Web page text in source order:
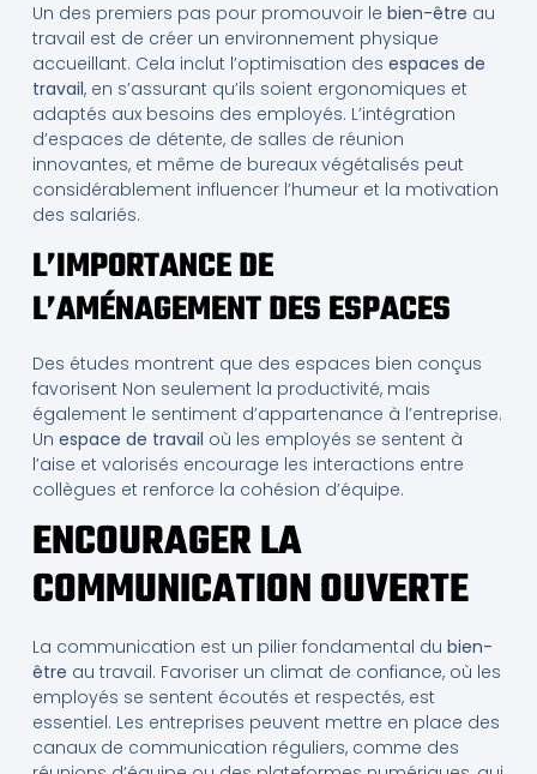
Un des premiers pas pour promouvoir le bien-être au
travail est de créer un environnement physique
accueillant. Cela inclut l’optimisation des espaces de
travail, en s’assurant qu’ils soient ergonomiques et
adaptés aux besoins des employés. L’intégration
d’espaces de détente, de salles de réunion
innovantes, et même de bureaux végétalisés peut
considérablement influencer l’humeur et la motivation
des salariés.
L’IMPORTANCE DE
L’AMÉNAGEMENT DES ESPACES
Des études montrent que des espaces bien conçus
favorisent Non seulement la productivité, mais
également le sentiment d’appartenance à l’entreprise.
Un espace de travail où les employés se sentent à
l’aise et valorisés encourage les interactions entre
collègues et renforce la cohésion d’équipe.
ENCOURAGER LA
COMMUNICATION OUVERTE
La communication est un pilier fondamental du bien-
être au travail. Favoriser un climat de confiance, où les
employés se sentent écoutés et respectés, est
essentiel. Les entreprises peuvent mettre en place des
canaux de communication réguliers, comme des